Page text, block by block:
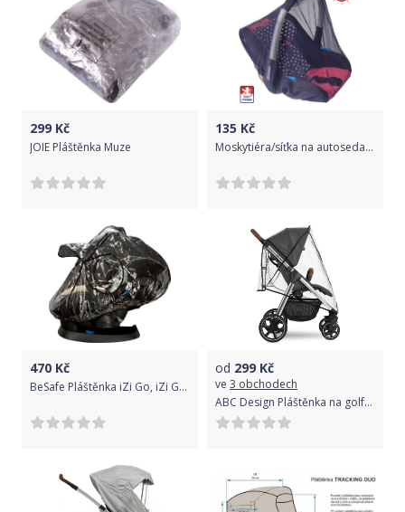
299 Kč
JOIE Pláštěnka Muze
135 Kč
Moskytiéra/síťka na autosedačku, Dětský svět, modrá
470 Kč
BeSafe Pláštěnka iZi Go, iZi Go Modular
od 299 Kč
ve 3 obchodech
ABC Design Pláštěnka na golfky se stříškou